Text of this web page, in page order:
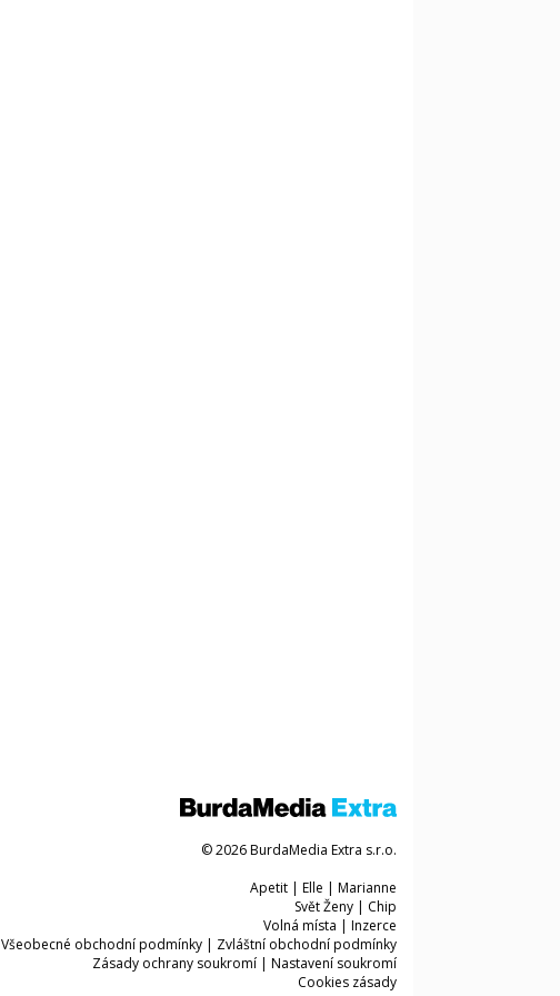
© 2026 BurdaMedia Extra s.r.o.
Apetit | Elle | Marianne
Svět Ženy | Chip
Volná místa | Inzerce
Všeobecné obchodní podmínky | Zvláštní obchodní podmínky
Zásady ochrany soukromí | Nastavení soukromí
Cookies zásady